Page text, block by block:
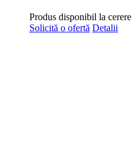
Produs disponibil la cerere
Solicită o ofertă Detalii